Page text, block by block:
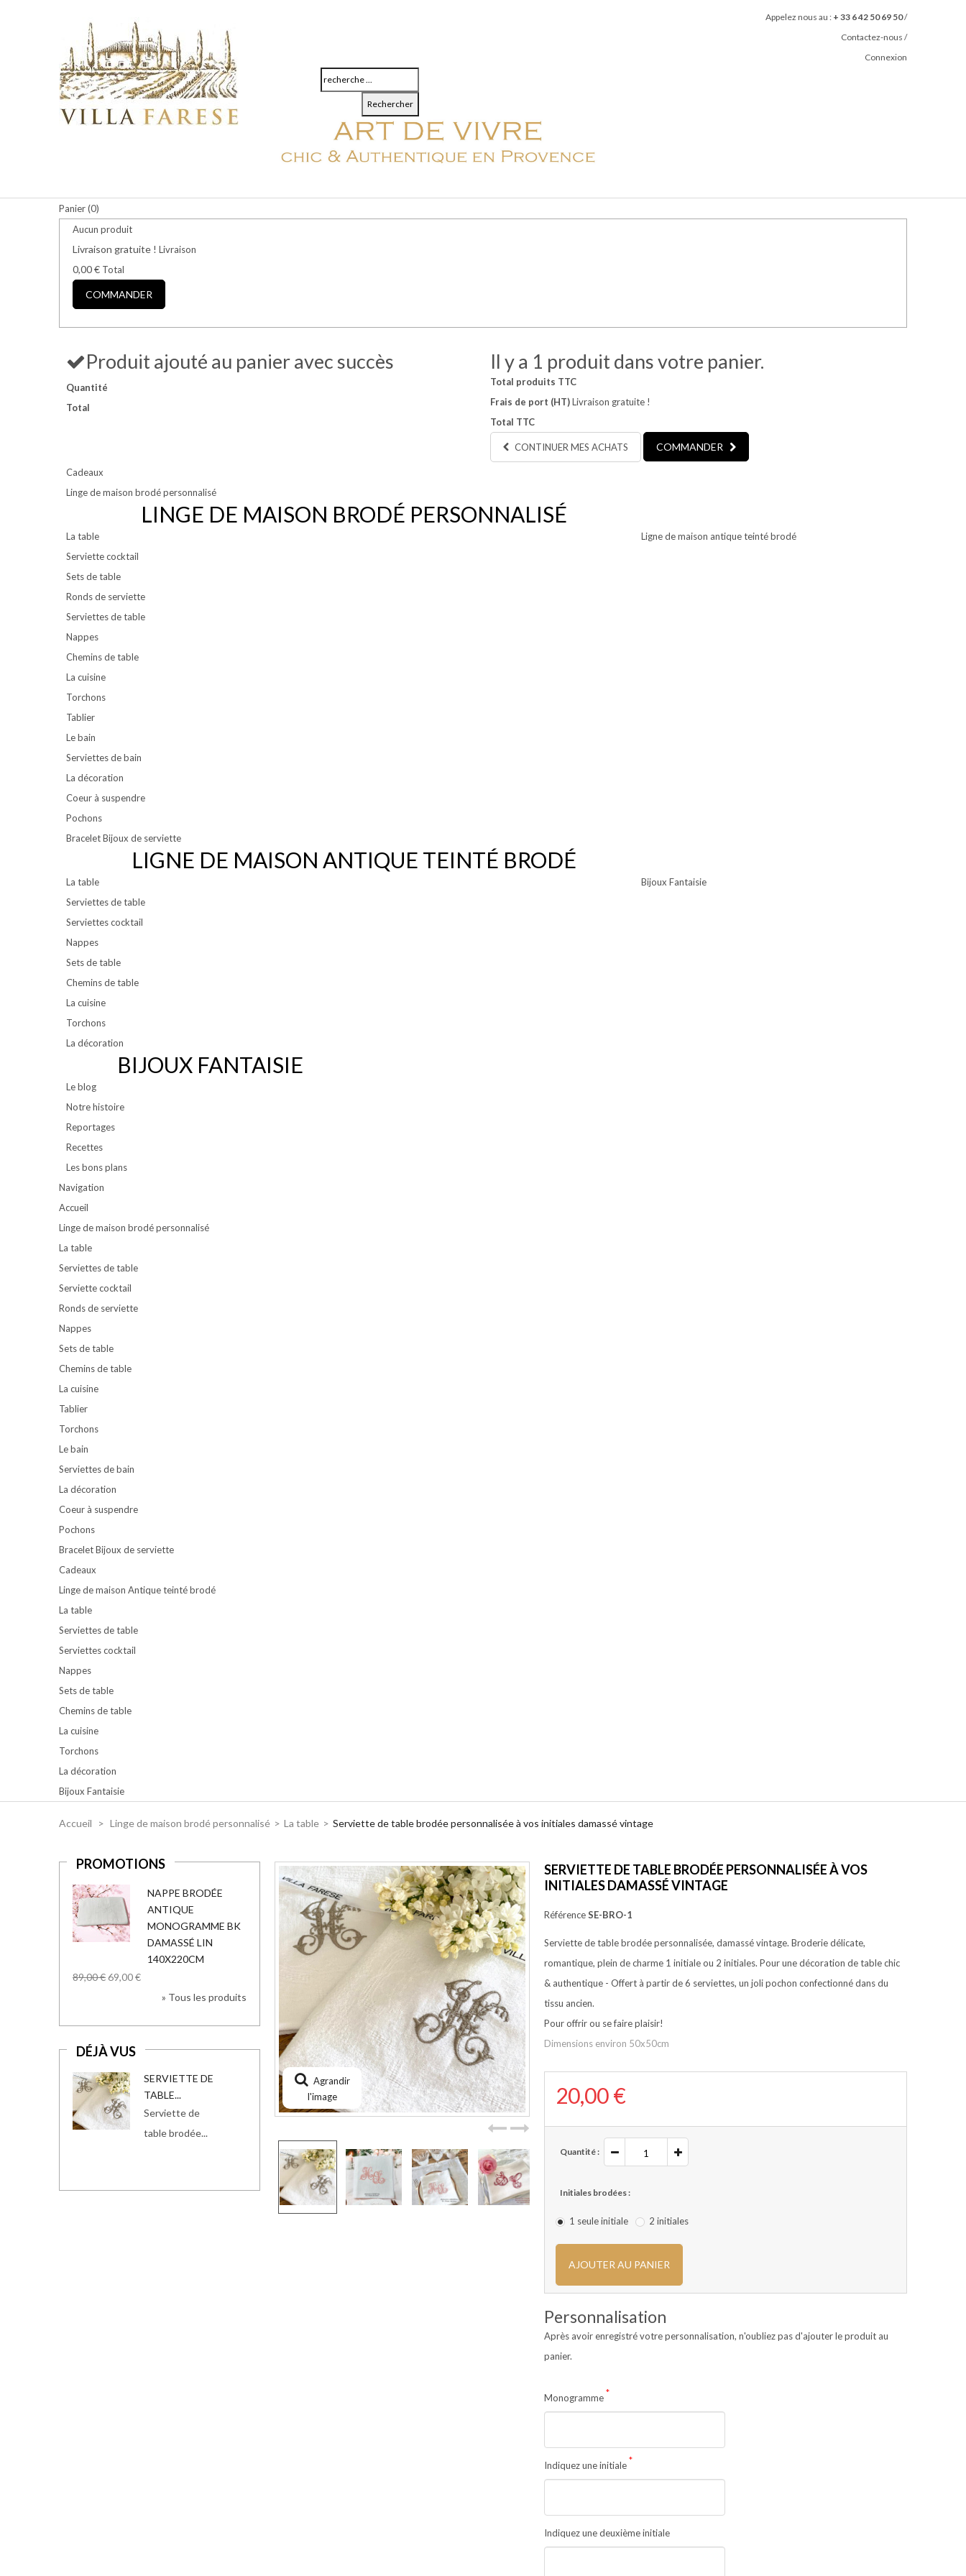
Appelez nous au : + 33 6 42 50 69 50/
Contactez-nous /
Connexion
Rechercher
Panier(0)
Aucun produit
Livraison gratuite ! Livraison
0,00 € Total
COMMANDER
Produit ajouté au panier avec succès
Quantité
Total
Il y a 1 produit dans votre panier.
Total produits TTC
Frais de port (HT)Livraison gratuite !
Total TTC
CONTINUER MES ACHATS COMMANDER
Cadeaux
Linge de maison brodé personnalisé
LINGE DE MAISON BRODÉ PERSONNALISÉ
La table
Serviette cocktail
Sets de table
Ronds de serviette
Serviettes de table
Nappes
Chemins de table
La cuisine
Torchons
Tablier
Le bain
Serviettes de bain
La décoration
Coeur à suspendre
Pochons
Bracelet Bijoux de serviette
Ligne de maison antique teinté brodé
LIGNE DE MAISON ANTIQUE TEINTÉ BRODÉ
La table
Serviettes de table
Serviettes cocktail
Nappes
Sets de table
Chemins de table
La cuisine
Torchons
La décoration
Bijoux Fantaisie
BIJOUX FANTAISIE
Le blog
Notre histoire
Reportages
Recettes
Les bons plans
Navigation
Accueil
Linge de maison brodé personnalisé
La table
Serviettes de table
Serviette cocktail
Ronds de serviette
Nappes
Sets de table
Chemins de table
La cuisine
Tablier
Torchons
Le bain
Serviettes de bain
La décoration
Coeur à suspendre
Pochons
Bracelet Bijoux de serviette
Cadeaux
Linge de maison Antique teinté brodé
La table
Serviettes de table
Serviettes cocktail
Nappes
Sets de table
Chemins de table
La cuisine
Torchons
La décoration
Bijoux Fantaisie
Accueil > Linge de maison brodé personnalisé > La table > Serviette de table brodée personnalisée à vos initiales damassé vintage
PROMOTIONS
NAPPE BRODÉE
ANTIQUE
MONOGRAMME BK
DAMASSÉ LIN
140X220CM
89,00 €69,00 €
» Tous les produits
DÉJÀ VUS
SERVIETTE DE
TABLE...
Serviette de
table brodée...
Agrandir
l'image
SERVIETTE DE TABLE BRODÉE PERSONNALISÉE À VOS
INITIALES DAMASSÉ VINTAGE
RéférenceSE-BRO-1
Serviette de table brodée personnalisée, damassé vintage. Broderie délicate,
romantique, plein de charme 1 initiale ou 2 initiales. Pour une décoration de table chic
& authentique - Offert à partir de 6 serviettes, un joli pochon confectionné dans du
tissu ancien.
Pour offrir ou se faire plaisir!
Dimensions environ 50x50cm
20,00 €
Quantité :
Initiales brodées :
1 seule initiale 2 initiales
AJOUTER AU PANIER
Personnalisation
Après avoir enregistré votre personnalisation, n'oubliez pas d'ajouter le produit au
panier.
Monogramme*
Indiquez une initiale*
Indiquez une deuxième initiale